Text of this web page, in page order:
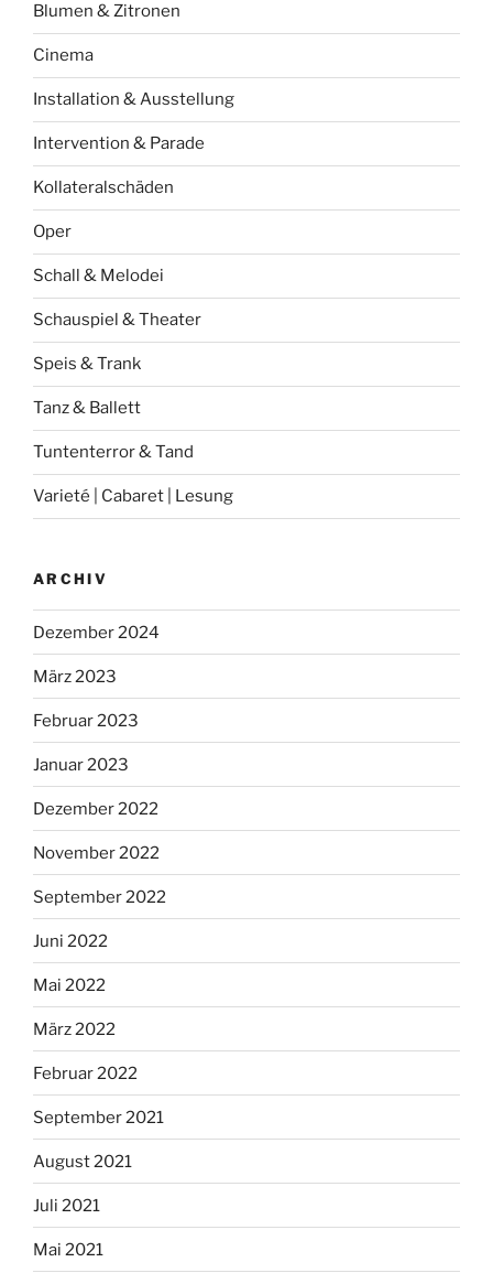
Blumen & Zitronen
Cinema
Installation & Ausstellung
Intervention & Parade
Kollateralschäden
Oper
Schall & Melodei
Schauspiel & Theater
Speis & Trank
Tanz & Ballett
Tuntenterror & Tand
Varieté | Cabaret | Lesung
ARCHIV
Dezember 2024
März 2023
Februar 2023
Januar 2023
Dezember 2022
November 2022
September 2022
Juni 2022
Mai 2022
März 2022
Februar 2022
September 2021
August 2021
Juli 2021
Mai 2021